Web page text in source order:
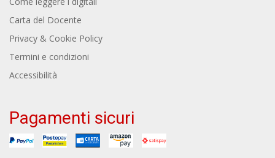
Carta del Docente
Privacy & Cookie Policy
Termini e condizioni
Accessibilità
Pagamenti sicuri